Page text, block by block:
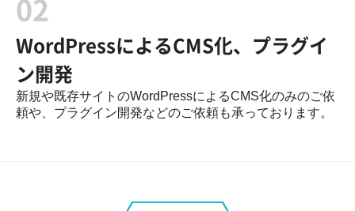
02
WordPressによるCMS化、プラグイ
ン開発
新規や既存サイトのWordPressによるCMS化のみのご依
頼や、プラグイン開発などのご依頼も承っております。